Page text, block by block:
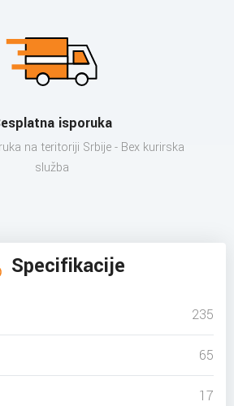
isporuka
na teritoriji Srbije - Bex kurirska
služba
Specifikacije
235
65
17